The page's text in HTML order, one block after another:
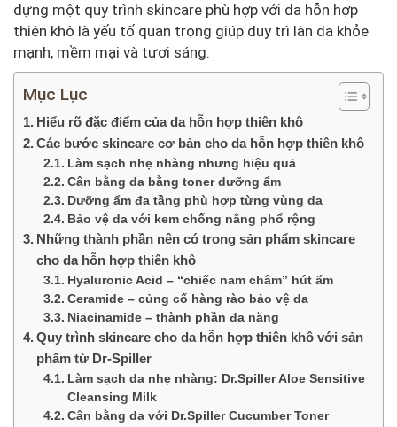
dựng một quy trình skincare phù hợp với da hỗn hợp
thiên khô là yếu tố quan trọng giúp duy trì làn da khỏe
mạnh, mềm mại và tươi sáng.
Mục Lục
Hiểu rõ đặc điểm của da hỗn hợp thiên khô
Các bước skincare cơ bản cho da hỗn hợp thiên khô
Làm sạch nhẹ nhàng nhưng hiệu quả
Cân bằng da bằng toner dưỡng ẩm
Dưỡng ẩm đa tầng phù hợp từng vùng da
Bảo vệ da với kem chống nắng phổ rộng
Những thành phần nên có trong sản phẩm skincare
cho da hỗn hợp thiên khô
Hyaluronic Acid – “chiếc nam châm” hút ẩm
Ceramide – củng cố hàng rào bảo vệ da
Niacinamide – thành phần đa năng
Quy trình skincare cho da hỗn hợp thiên khô với sản
phẩm từ Dr-Spiller
Làm sạch da nhẹ nhàng: Dr.Spiller Aloe Sensitive
Cleansing Milk
Cân bằng da với Dr.Spiller Cucumber Toner